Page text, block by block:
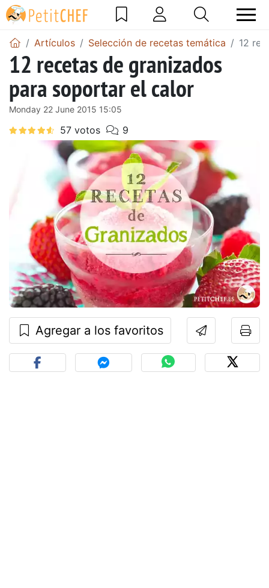
Artículos Selección de recetas temática 12
12 recetas de granizados
para soportar el calor
Monday 22 June 2015 15:05
Agregar a los favoritos